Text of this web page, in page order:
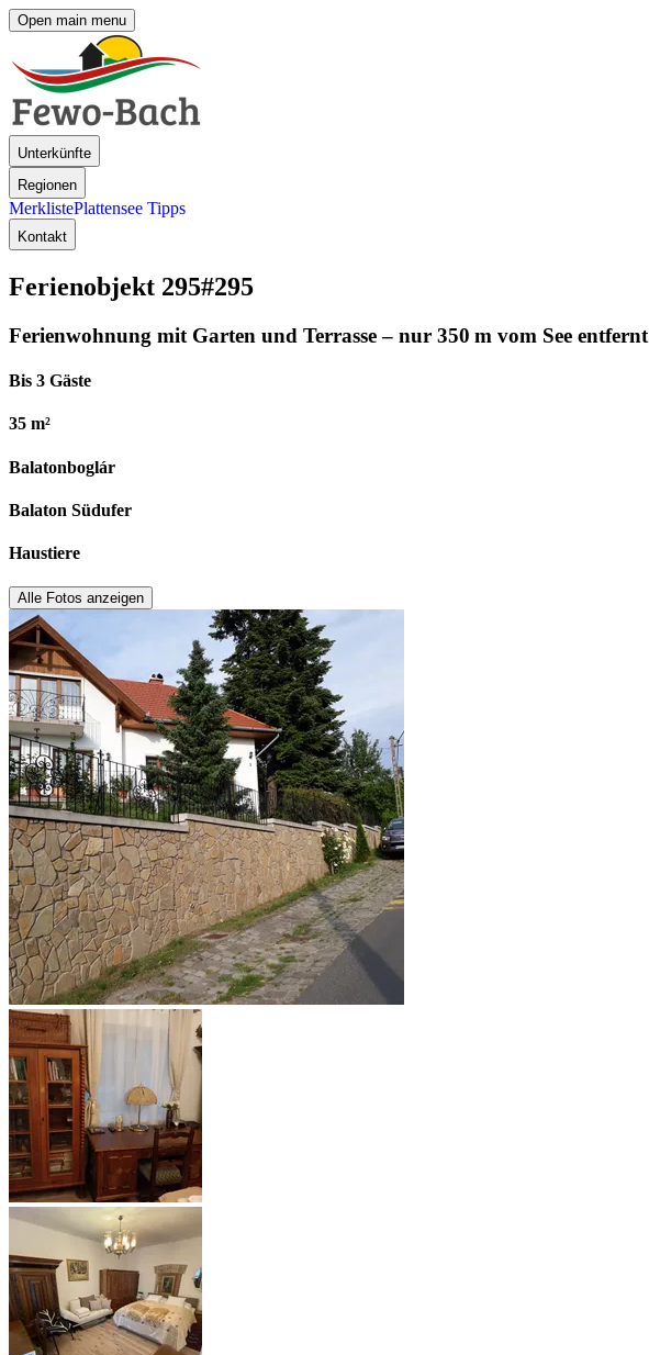
Open main menu
Unterkünfte
Regionen
MerklistePlattensee Tipps
Kontakt
Ferienobjekt 295#295
Ferienwohnung mit Garten und Terrasse – nur 350 m vom See entfernt
Bis 3 Gäste
35 m²
Balatonboglár
Balaton Südufer
Haustiere
Alle Fotos anzeigen